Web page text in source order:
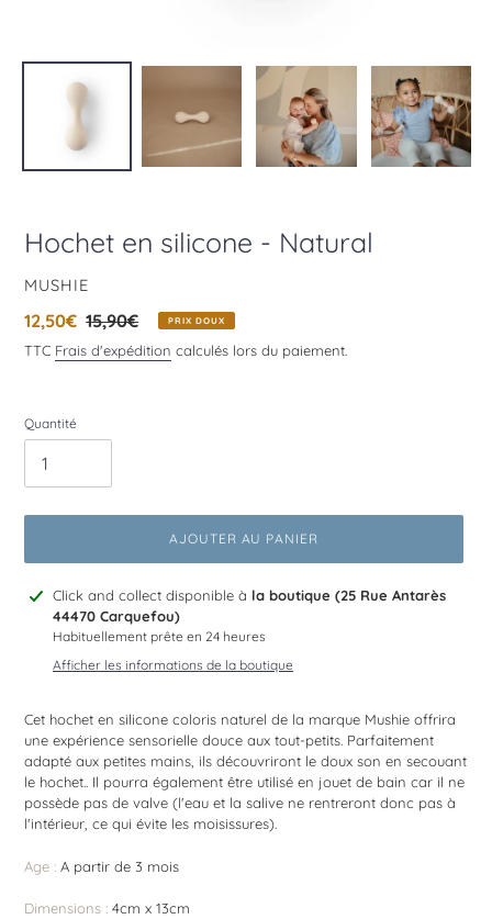
Hochet en silicone - Natural
DISTRIBUTEUR
MUSHIE
Prix
réduit
12,50€ Prix
normal
15,90€ PRIX DOUX
TTC Frais d'expédition calculés lors du paiement.
Quantité
AJOUTER AU PANIER
Ajout
produit
votre
Click and collect disponible à la boutique (25 Rue Antarès
44470 Carquefou)
Habituellement prête en 24 heures
Afficher les informations de la boutique
Cet hochet en silicone coloris naturel de la marque Mushie offrira
une expérience sensorielle douce aux tout-petits. Parfaitement
adapté aux petites mains, ils découvriront le doux son en secouant
le hochet.. Il pourra également être utilisé en jouet de bain car il ne
possède pas de valve (l'eau et la salive ne rentreront donc pas à
l'intérieur, ce qui évite les moisissures).
Age : A partir de 3 mois
Dimensions : 4cm x 13cm